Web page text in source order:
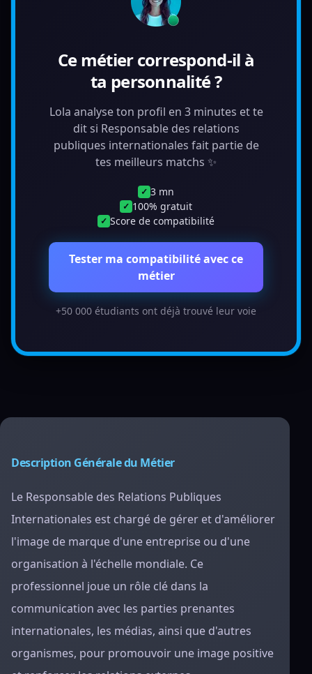
Ce métier correspond-il à
ta personnalité ?
Lola analyse ton profil en 3 minutes et te
dit si Responsable des relations
publiques internationales fait partie de
tes meilleurs matchs ✨
✓ 3 mn
✓ 100% gratuit
✓ Score de compatibilité
Tester ma compatibilité avec ce
métier
+50 000 étudiants ont déjà trouvé leur voie
Description Générale du Métier
Le Responsable des Relations Publiques
Internationales est chargé de gérer et d'améliorer
l'image de marque d'une entreprise ou d'une
organisation à l'échelle mondiale. Ce
professionnel joue un rôle clé dans la
communication avec les parties prenantes
internationales, les médias, ainsi que d'autres
organismes, pour promouvoir une image positive